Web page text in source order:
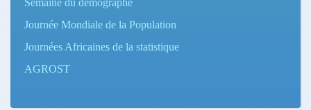
Semaine du démographe
Journée Mondiale de la Population
Journées Africaines de la statistique
AGROST